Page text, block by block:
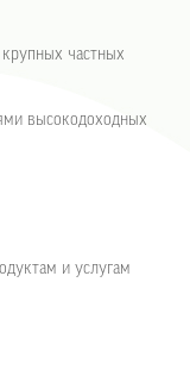
частных
высокодоходных
и услугам